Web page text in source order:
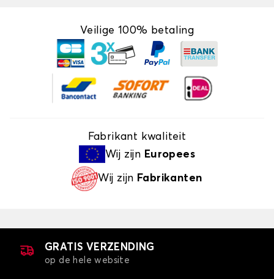
Veilige 100% betaling
Fabrikant kwaliteit
Wij zijn Europees
Wij zijn Fabrikanten
GRATIS VERZENDING
op de hele website